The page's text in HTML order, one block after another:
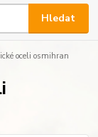
Hledat
oceli osmihran